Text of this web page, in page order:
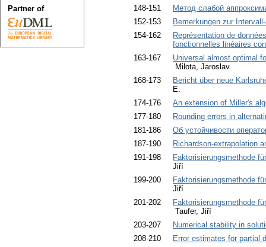
148-151
Метод слабой
152-153
Bemerkungen zur
154-162
Représentation de
fonctionnelles linéaires
163-167
Universal almost optimal
Milota, Jaroslav
168-173
Bericht über neue
E.
174-176
An extension of Miller's
177-180
Rounding errors in
181-186
Об устойчивости
187-190
Richardson-extrapolation
191-198
Faktorisierungsmethode
Jiří
199-200
Faktorisierungsmethode
Jiří
201-202
Faktorisierungsmethode
Taufer, Jiří
203-207
Numerical stability in
208-210
Error estimates for partial
Partner of